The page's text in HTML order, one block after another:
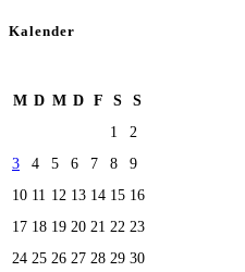
Kalender
M D M D F S
S
1
2
3
4 5 6 7 8
9
10 11 12 13 14 15 16
17 18 19 20 21 22 23
24 25 26 27 28 29 30